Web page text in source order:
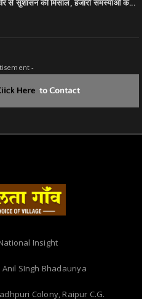
से सुशासन की मिसाल, हजारों समस्याओं क...
-
Insight
SIngh Bhadauriya
Colony, Raipur C.G.